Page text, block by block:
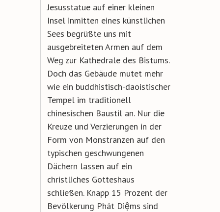
Jesusstatue auf einer kleinen
Insel inmitten eines künstlichen
Sees begrüßte uns mit
ausgebreiteten Armen auf dem
Weg zur Kathedrale des Bistums.
Doch das Gebäude mutet mehr
wie ein buddhistisch-daoistischer
Tempel im traditionell
chinesischen Baustil an. Nur die
Kreuze und Verzierungen in der
Form von Monstranzen auf den
typischen geschwungenen
Dächern lassen auf ein
christliches Gotteshaus
schließen. Knapp 15 Prozent der
Bevölkerung Phát Diệms sind